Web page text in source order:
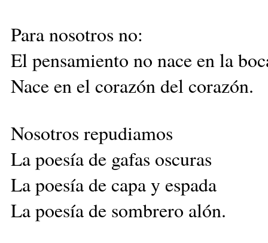
Para nosotros no:
El pensamiento no nace en la
Nace en el corazón del corazón.
Nosotros repudiamos
La poesía de gafas oscuras
La poesía de capa y espada
La poesía de sombrero alón.